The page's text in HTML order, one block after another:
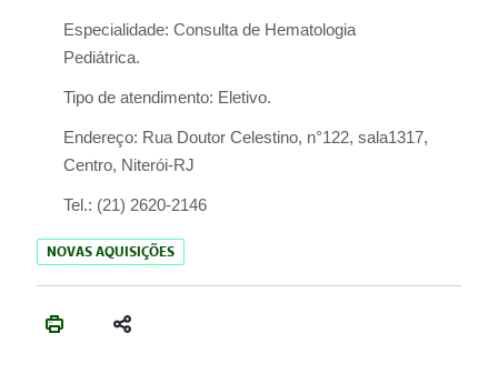
Especialidade: Consulta de Hematologia
Pediátrica.
Tipo de atendimento: Eletivo.
Endereço: Rua Doutor Celestino, n°122, sala1317,
Centro, Niterói-RJ
Tel.: (21) 2620-2146
NOVAS AQUISIÇÕES